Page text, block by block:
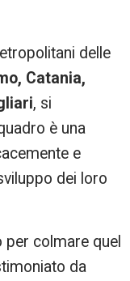
delle
Catania,
, si
è una
e
dei loro
per colmare quel
da